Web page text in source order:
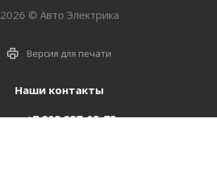
2026 © Авто Электрика
Версия для печати
Наши контакты
+7 903 937-05-75